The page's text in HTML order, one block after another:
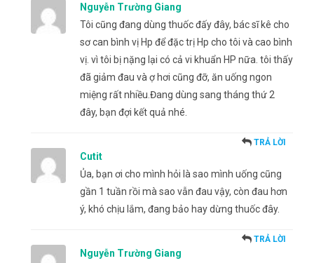
Nguyễn Trường Giang
Tôi cũng đang dùng thuốc đấy đây, bác sĩ kê cho
sơ can bình vị Hp để đặc trị Hp cho tôi và cao bình
vị. vì tôi bị nặng lại có cả vi khuẩn HP nữa. tôi thấy
đã giảm đau và ợ hơi cũng đỡ, ăn uống ngon
miệng rất nhiều.Đang dùng sang tháng thứ 2
đây, bạn đợi kết quả nhé.
Cutit
TRẢ LỜI
Ủa, bạn ơi cho mình hỏi là sao mình uống cũng
gần 1 tuần rồi mà sao vẫn đau vậy, còn đau hơn
ý, khó chịu lắm, đang bảo hay dừng thuốc đây.
Nguyễn Trường Giang
TRẢ LỜI